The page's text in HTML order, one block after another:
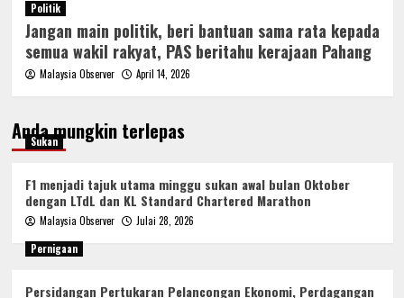
Politik
Jangan main politik, beri bantuan sama rata kepada
semua wakil rakyat, PAS beritahu kerajaan Pahang
Malaysia Observer April 14, 2026
Anda mungkin terlepas
Sukan
F1 menjadi tajuk utama minggu sukan awal bulan Oktober
dengan LTdL dan KL Standard Chartered Marathon
Malaysia Observer
Julai 28, 2026
Pernigaan
Persidangan Pertukaran Pelancongan Ekonomi, Perdagangan